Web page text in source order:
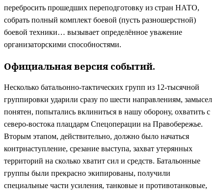
перебросить прошедших переподготовку из стран НАТО,
собрать полный комплект боевой (пусть разношерстной)
боевой техники… вызывает определённое уважение
организаторскими способностями.
Официальная версия событий.
Несколько батальонно-тактических групп из 12-тысячной
группировки ударили сразу по шести направлениям, замысел
понятен, попытались вклиниться в нашу оборону, охватить с
северо-востока плацдарм Спецоперации на Правобережье.
Вторым этапом, действительно, должно было начаться
контрнаступление, срезание выступа, захват утерянных
территорий на сколько хватит сил и средств. Батальонные
группы были прекрасно экипированы, получили
специальные части усиления, танковые и противотанковые,